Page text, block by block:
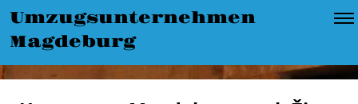
Umzugsunternehmen
Magdeburg